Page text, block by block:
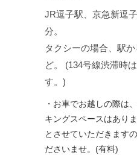
JR逗子駅、京急新逗
分。
タクシーの場合、駅
ど。 (134号線渋滞時
す。)
・お車でお越しの際は、
キングスペースはあり
とさせていただきます
ださいませ。(有料)